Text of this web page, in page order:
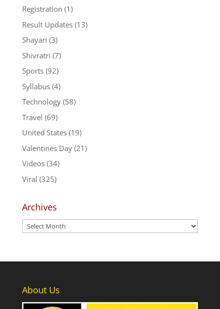
Registration (1)
Result Updates(13)
Shayari (3)
Shivratri (7)
Sports(92)
Syllabus(4)
Technology(58)
Travel (69)
United States(19)
Valentines Day(21)
Videos(34)
Viral (325)
Archives
Archives
About Us